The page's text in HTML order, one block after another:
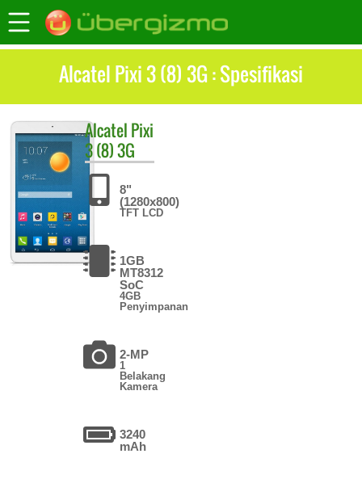
Alcatel Pixi 3 (8) 3G : Spesifikasi
Alcatel Pixi
3 (8) 3G
8"
(1280x800)
TFT LCD
1GB
MT8312
SoC
4GB
Penyimpanan
2-MP
1
Belakang
Kamera
3240
mAh